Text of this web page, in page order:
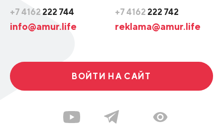
+7 4162 222 744
info@amur.life
+7 4162 222 742
reklama@amur.life
ВОЙТИ НА САЙТ